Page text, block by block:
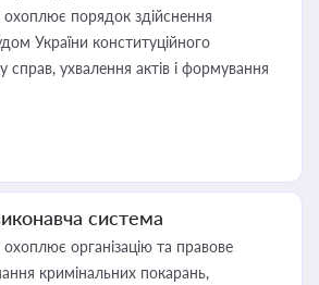
охоплює порядок здійснення
України конституційного
справ, ухвалення актів і формування
система
охоплює організацію та правове
кримінальних покарань,